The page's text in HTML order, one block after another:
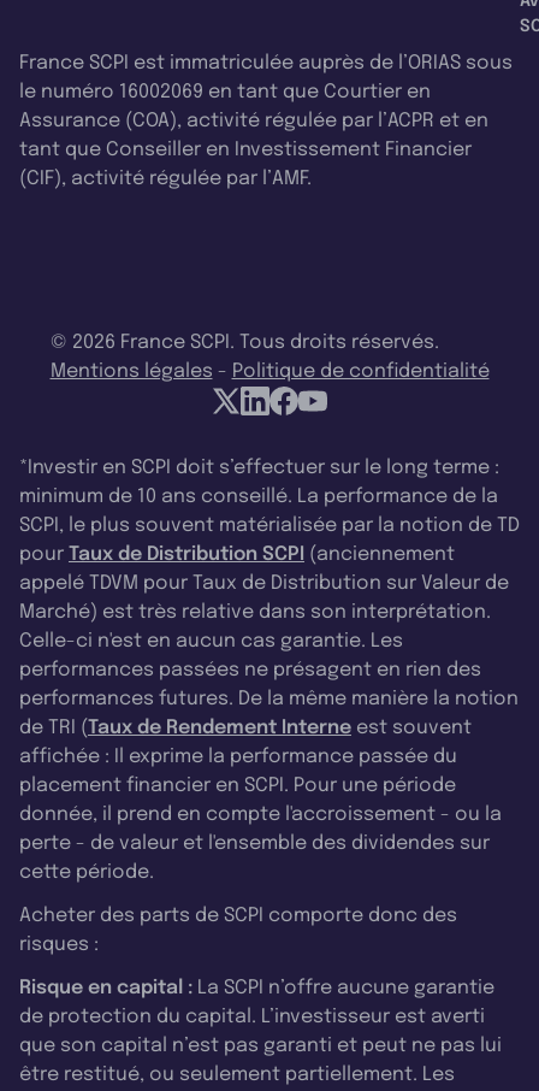
France SCPI est immatriculée auprès de l’ORIAS sous
le numéro 16002069 en tant que Courtier en
Assurance (COA), activité régulée par l’ACPR et en
tant que Conseiller en Investissement Financier
(CIF), activité régulée par l’AMF.
© 2026 France SCPI. Tous droits réservés.
Mentions légales - Politique de confidentialité
*Investir en SCPI doit s’effectuer sur le long terme :
minimum de 10 ans conseillé. La performance de la
SCPI, le plus souvent matérialisée par la notion de TD
pour Taux de Distribution SCPI (anciennement
appelé TDVM pour Taux de Distribution sur Valeur de
Marché) est très relative dans son interprétation.
Celle-ci n'est en aucun cas garantie. Les
performances passées ne présagent en rien des
performances futures. De la même manière la notion
de TRI (Taux de Rendement Interne est souvent
affichée : Il exprime la performance passée du
placement financier en SCPI. Pour une période
donnée, il prend en compte l'accroissement - ou la
perte - de valeur et l'ensemble des dividendes sur
cette période.
Acheter des parts de SCPI comporte donc des
risques :
Risque en capital : La SCPI n’offre aucune garantie
de protection du capital. L’investisseur est averti
que son capital n’est pas garanti et peut ne pas lui
être restitué, ou seulement partiellement. Les